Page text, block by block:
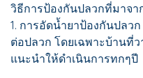
วิธีการป้องกันปลวกที่มาจา
1. การอัดน้ำยาป้องกันปลว
ต่อปลวก โดยเฉพาะบ้านที่
แนะนำให้ดำเนินการทกๆปี